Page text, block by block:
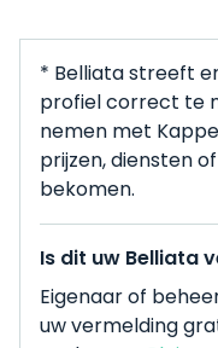
* Belliata streeft
profiel correct te
nemen met
prijzen, diensten
bekomen.
Is dit uw Belliata
Eigenaar of
uw vermelding